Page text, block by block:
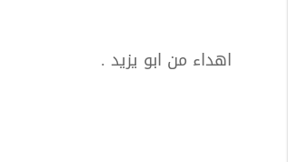
اهداء من ابو يزيد .